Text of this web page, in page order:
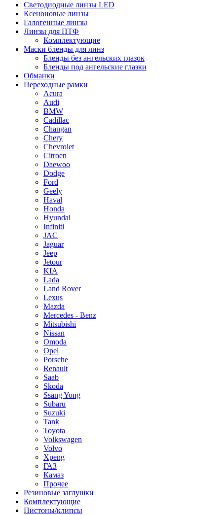
Светодиодные линзы LED
Ксеноновые линзы
Галогенные линзы
Линзы для ПТФ
Комплектующие
Маски бленды для линз
Бленды без ангельских глазок
Бленды под ангельские глазки
Обманки
Переходные рамки
Acura
Audi
BMW
Cadillac
Changan
Chery
Chevrolet
Citroen
Daewoo
Dodge
Ford
Geely
Haval
Honda
Hyundai
Infiniti
JAC
Jaguar
Jeep
Jetour
KIA
Lada
Land Rover
Lexus
Mazda
Mercedes - Benz
Mitsubishi
Nissan
Omoda
Opel
Porsche
Renault
Saab
Skoda
Ssang Yong
Subaru
Suzuki
Tank
Toyota
Volkswagen
Volvo
Xpeng
ГАЗ
Камаз
Прочее
Резиновые заглушки
Комплектующие
Пистоны/клипсы